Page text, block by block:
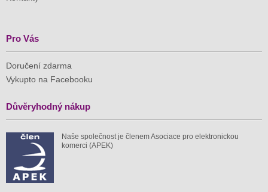
Pro Vás
Doručení zdarma
Vykupto na Facebooku
Důvěryhodný nákup
Naše společnost je členem Asociace pro elektronickou
komerci (APEK)